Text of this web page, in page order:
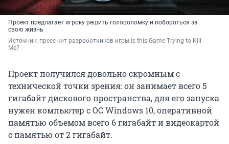
Проект предлагает игроку решить головоломку и побороться за
свою жизнь
Источник: пресс-кит разработчиков игры Is this Game Trying to Kill
Me?
Проект получился довольно скромным с
технической точки зрения: он занимает всего 5
гигабайт дискового пространства, для его запуска
нужен компьютер с ОС Windows 10, оперативной
памятью объемом всего 6 гигабайт и видеокартой
с памятью от 2 гигабайт.